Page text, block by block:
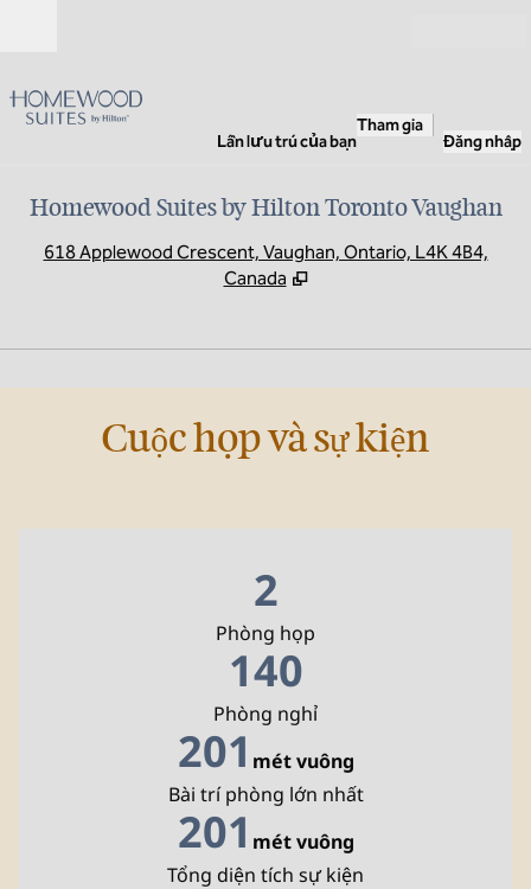
Lần lưu trú của bạn
Tham gia
Đăng nhập
Homewood Suites by Hilton Toronto Vaughan
618 Applewood Crescent, Vaughan, Ontario, L4K 4B4,
Canada
1/6
Cuộc họp và sự kiện
2
Phòng họp
140
Phòng nghỉ
201 mét vuông
Mét vuông
Bài trí phòng lớn nhất
201 mét vuông
Mét vuông
Tổng diện tích sự kiện